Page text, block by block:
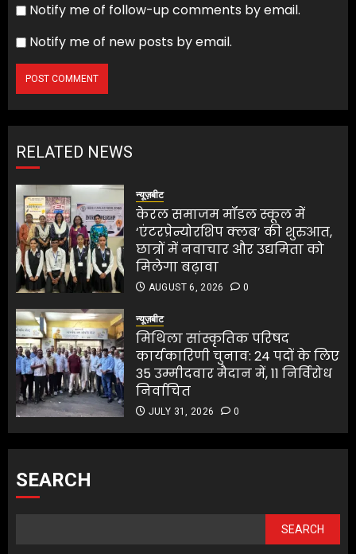
Notify me of follow-up comments by email.
Notify me of new posts by email.
RELATED NEWS
न्यूज़बीट
केरल समाजम मॉडल स्कूल में
‘एंटरप्रेन्योरशिप क्लब’ की शुरुआत,
छात्रों में नवाचार और उद्यमिता को
मिलेगा बढ़ावा
AUGUST 6, 2026 0
न्यूज़बीट
मिथिला सांस्कृतिक परिषद
कार्यकारिणी चुनाव: 24 पदों के लिए
35 उम्मीदवार मैदान में, 11 निर्विरोध
निर्वाचित
JULY 31, 2026 0
SEARCH
SEARCH